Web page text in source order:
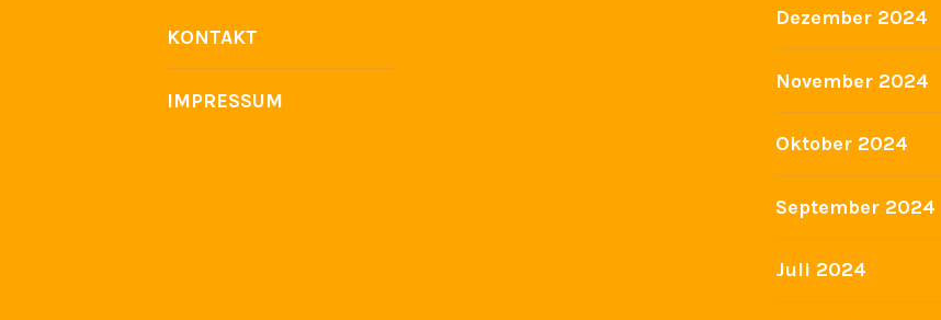
KONTAKT
IMPRESSUM
Dezember 2024
November 2024
Oktober 2024
September 2024
Juli 2024